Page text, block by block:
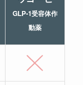
GLP-1受容体作
動薬